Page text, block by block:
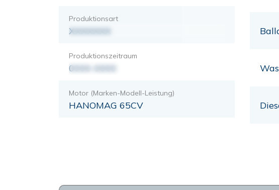
Produktionsart
XXXXXXX
Produktionszeitraum
0000-0000
Motor (Marken-Modell-Leistung)
HANOMAG 65CV